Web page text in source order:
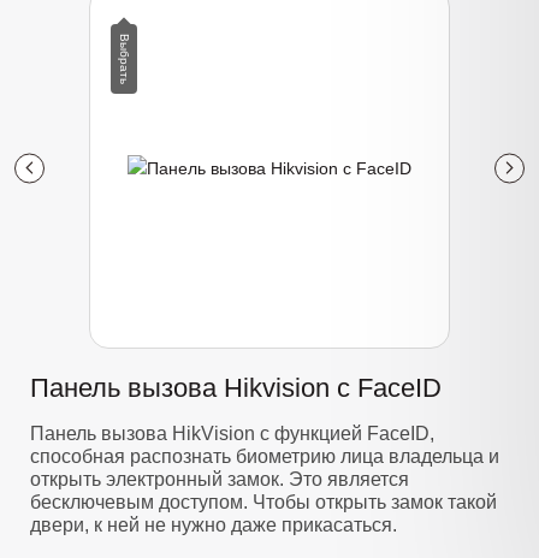
Панель вызова Hikvision с FaceID
Панель вызова HikVision с функцией FaceID,
способная распознать биометрию лица владельца и
открыть электронный замок. Это является
бесключевым доступом. Чтобы открыть замок такой
двери, к ней не нужно даже прикасаться.